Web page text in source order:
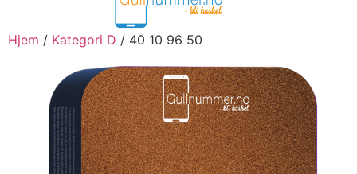
Hjem / Kategori D / 40 10 96 50